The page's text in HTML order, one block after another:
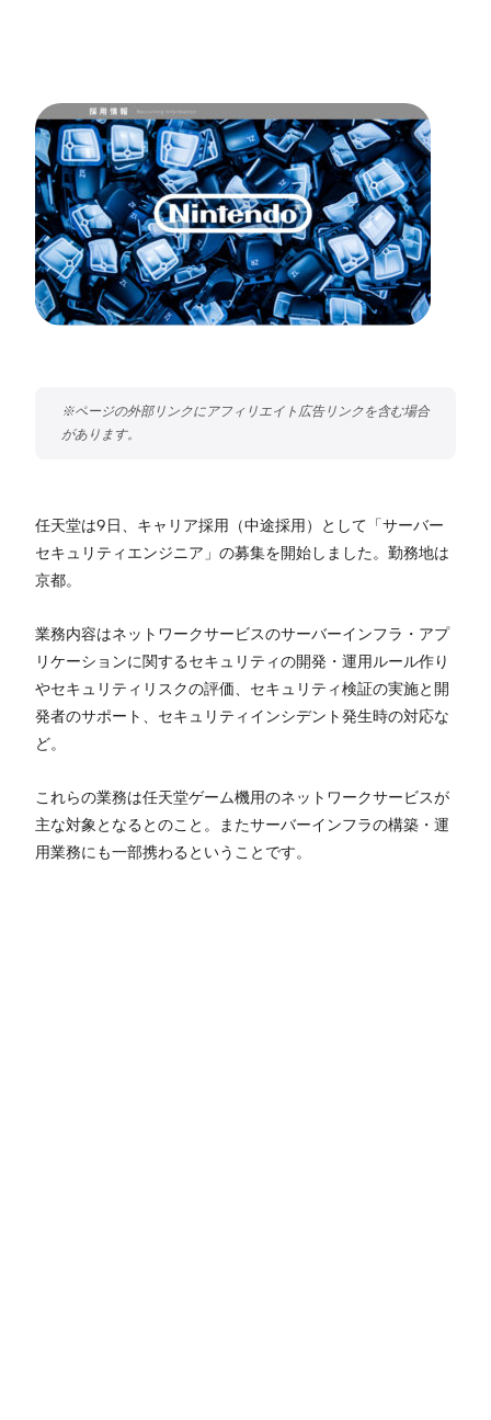
任天堂は9日、キャリア採用（中途採用）として「サーバー
セキュリティエンジニア」の募集を開始しました。勤務地は
京都。
業務内容はネットワークサービスのサーバーインフラ・アプ
リケーションに関するセキュリティの開発・運用ルール作り
やセキュリティリスクの評価、セキュリティ検証の実施と開
発者のサポート、セキュリティインシデント発生時の対応な
ど。
これらの業務は任天堂ゲーム機用のネットワークサービスが
主な対象となるとのこと。またサーバーインフラの構築・運
用業務にも一部携わるということです。